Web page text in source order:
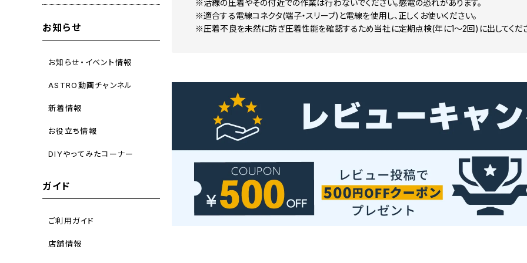
お知らせ
お知らせ・イベント情報
ASTRO動画チャンネル
新着情報
お役立ち情報
DIYやってみたコーナー
ガイド
ご利用ガイド
店舗情報
※活線の圧着やその付近での作業は行わないでください。感電の恐れがあります。
※適合する電線コネクタ(端子・スリーブ)と電線を使用し、正しくお使いください。
※圧着不良を未然に防ぎ圧着性能を確認するため当社に定期点検(年に1～2回)に出してくだ